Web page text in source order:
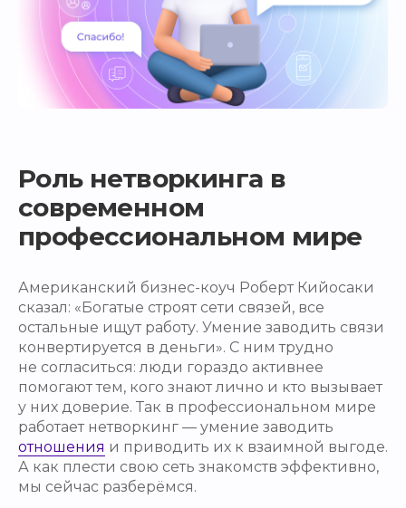
Роль нетворкинга в
современном
профессиональном мире
Американский бизнес-коуч Роберт Кийосаки
сказал: «Богатые строят сети связей, все
остальные ищут работу. Умение заводить связи
конвертируется в деньги». С ним трудно
не согласиться: люди гораздо активнее
помогают тем, кого знают лично и кто вызывает
у них доверие. Так в профессиональном мире
работает нетворкинг — умение заводить
отношения и приводить их к взаимной выгоде.
А как плести свою сеть знакомств эффективно,
мы сейчас разберёмся.